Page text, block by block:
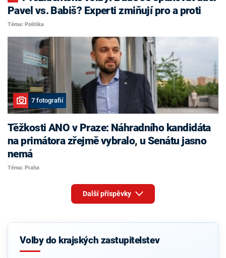
Pavel vs. Babiš? Experti zmiňují pro a proti
Téma: Politika
7 fotografií
Těžkosti ANO v Praze: Náhradního kandidáta
na primátora zřejmě vybralo, u Senátu jasno
nemá
Téma: Praha
Další příspěvky
Volby do krajských zastupitelstev